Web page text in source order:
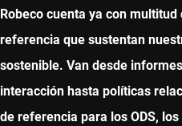
Robeco cuenta ya con
referencia que sustentan
sostenible. Van desde
interacción hasta políticas
de referencia para los ODS,